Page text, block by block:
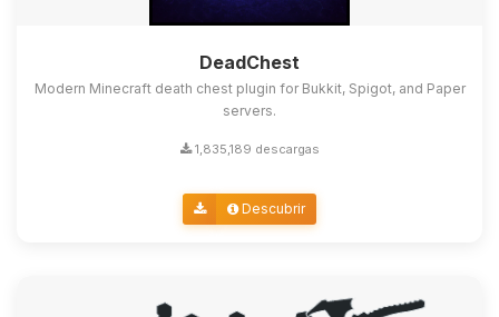
DeadChest
Modern Minecraft death chest plugin for Bukkit, Spigot, and Paper
servers.
1,835,189 descargas
Descubrir